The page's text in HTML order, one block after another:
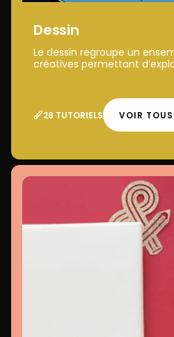
Dessin
Le dessin regroupe un
créatives permettant
28 TUTORIELS VOIR TOUS